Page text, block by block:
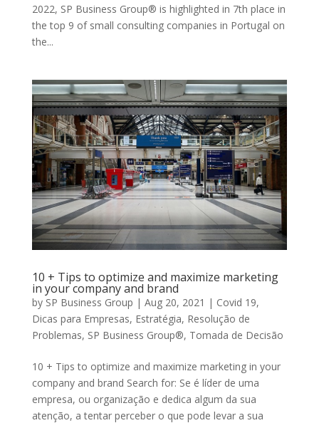
2022, SP Business Group® is highlighted in 7th place in
the top 9 of small consulting companies in Portugal on
the...
10 + Tips to optimize and maximize marketing
in your company and brand
by SP Business Group | Aug 20, 2021 | Covid 19,
Dicas para Empresas, Estratégia, Resolução de
Problemas, SP Business Group®, Tomada de Decisão
10 + Tips to optimize and maximize marketing in your
company and brand Search for: Se é líder de uma
empresa, ou organização e dedica algum da sua
atenção, a tentar perceber o que pode levar a sua